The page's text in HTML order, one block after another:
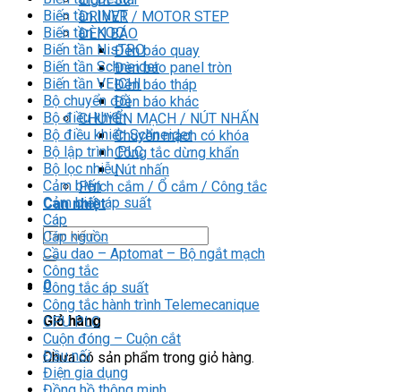
DRIVER / MOTOR STEP
ĐÈN BÁO
Đèn báo quay
Đèn báo panel tròn
Đèn báo tháp
Đèn báo khác
CHUYỂN MẠCH / NÚT NHẤN
Chuyển mạch có khóa
Công tắc dừng khẩn
Nút nhấn
Phích cắm / Ổ cắm / Công tắc
Can nhiệt
Tìm
kiếm:
0
Giỏ hàng
Chưa có sản phẩm trong giỏ hàng.
Biến tần INVT
Biến tần KOC
Biến tần NisTRO
Biến tần Schneider
Biến tần VEICHI
Bộ chuyển đổi
Bộ điều khiển
Bộ điều khiển Schneider
Bộ lập trình PLC
Bộ lọc nhiễu
Cảm biến
Cảm biến áp suất
Cáp
Cáp nguồn
Cầu dao – Aptomat – Bộ ngắt mạch
Công tắc
Công tắc áp suất
Công tắc hành trình Telemecanique
CPU PLC
Cuộn đóng – Cuộn cắt
Đầu nối
Điện gia dụng